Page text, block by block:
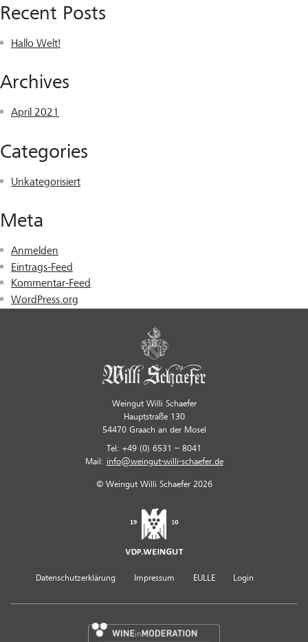
Recent Posts
Hallo Welt!
Archives
April 2021
Categories
Unkategorisiert
Meta
Anmelden
Eintrags-Feed
Kommentar-Feed
WordPress.org
Weingut Willi Schaefer
Hauptstraße 130
54470 Graach an der Mosel
Tel: +49 (0) 6531 – 8041
Mail: info@weingut-willi-schaefer.de
© Weingut Willi Schaefer 2026
Datenschutzerklärung Impressum EULLE Login
Wine In Moderation